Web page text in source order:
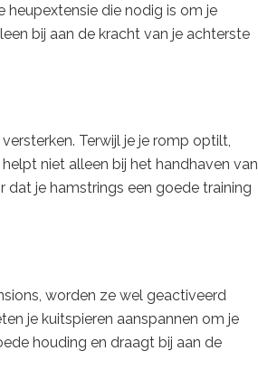
heupextensie die nodig is om je
bij aan de kracht van je achterste
Terwijl je je romp optilt,
niet alleen bij het handhaven van
je hamstrings een goede training
worden ze wel geactiveerd
je kuitspieren aanspannen om je
houding en draagt bij aan de